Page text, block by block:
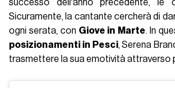
successo dell'anno precedente, le
Sicuramente, la cantante cercherà di
ogni serata, con Giove in Marte. In
posizionamenti in Pesci, Serena
trasmettere la sua emotività attraverso